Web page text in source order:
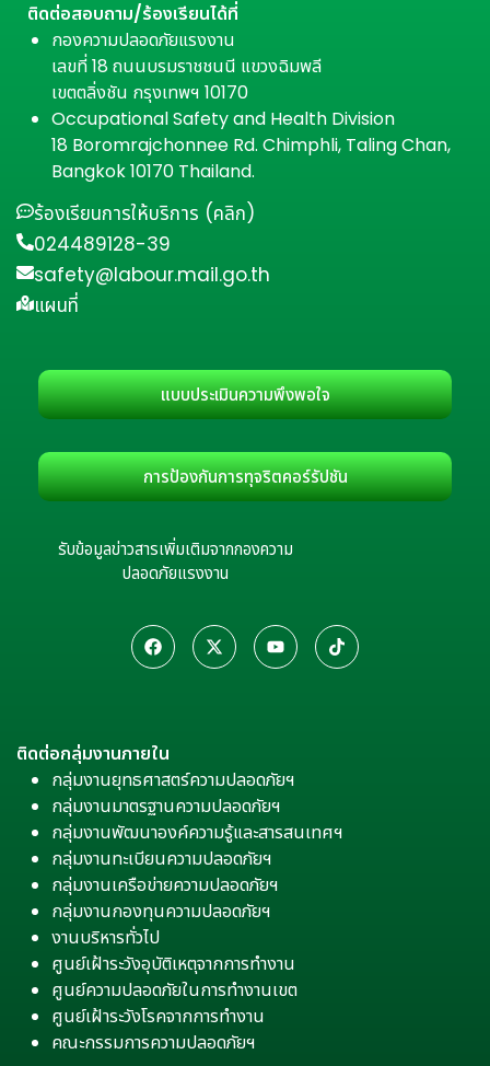
ติดต่อสอบถาม/ร้องเรียนได้ที่
กองความปลอดภัยแรงงาน
เลขที่ 18 ถนนบรมราชชนนี แขวงฉิมพลี
เขตตลิ่งชัน กรุงเทพฯ 10170
Occupational Safety and Health Division
18 Boromrajchonnee Rd. Chimphli, Taling Chan,
Bangkok 10170 Thailand.
ร้องเรียนการให้บริการ (คลิก)
024489128-39
safety@labour.mail.go.th
แผนที่
แบบประเมินความพึงพอใจ
การป้องกันการทุจริตคอร์รัปชัน
รับข้อมูลข่าวสารเพิ่มเติมจากกองความ
ปลอดภัยแรงงาน
ติดต่อกลุ่มงานภายใน
กลุ่มงานยุทธศาสตร์ความปลอดภัยฯ
กลุ่มงานมาตรฐานความปลอดภัยฯ
กลุ่มงานพัฒนาองค์ความรู้และสารสนเทศฯ
กลุ่มงานทะเบียนความปลอดภัยฯ
กลุ่มงานเครือข่ายความปลอดภัยฯ
กลุ่มงานกองทุนความปลอดภัยฯ
งานบริหารทั่วไป
ศูนย์เฝ้าระวังอุบัติเหตุจากการทำงาน
ศูนย์ความปลอดภัยในการทำงานเขต
ศูนย์เฝ้าระวังโรคจากการทำงาน
คณะกรรมการความปลอดภัยฯ